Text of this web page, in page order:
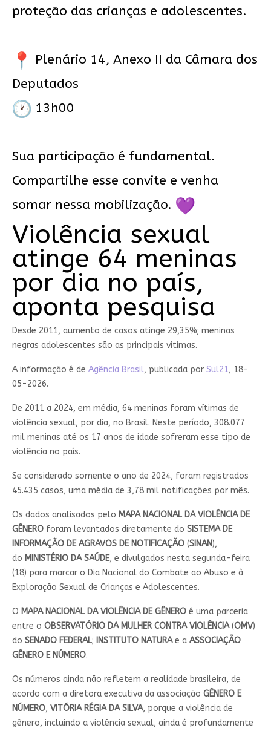
proteção das crianças e adolescentes.
Plenário 14, Anexo II da Câmara dos
Deputados
13h00
Sua participação é fundamental.
Compartilhe esse convite e venha
somar nessa mobilização.
Violência sexual
atinge 64 meninas
por dia no país,
aponta pesquisa
Desde 2011, aumento de casos atinge 29,35%; meninas
negras adolescentes são as principais vítimas.
A informação é de Agência Brasil, publicada por Sul21, 18-
05-2026.
De 2011 a 2024, em média, 64 meninas foram vítimas de
violência sexual, por dia, no Brasil. Neste período, 308.077
mil meninas até os 17 anos de idade sofreram esse tipo de
violência no país.
Se considerado somente o ano de 2024, foram registrados
45.435 casos, uma média de 3,78 mil notificações por mês.
Os dados analisados pelo MAPA NACIONAL DA VIOLÊNCIA DE
GÊNEROforam levantados diretamente do SISTEMA DE
INFORMAÇÃO DE AGRAVOS DE NOTIFICAÇÃO(SINAN),
do MINISTÉRIO DA SAÚDE, e divulgados nesta segunda-feira
(18) para marcar o Dia Nacional do Combate ao Abuso e à
Exploração Sexual de Crianças e Adolescentes.
O MAPA NACIONAL DA VIOLÊNCIA DE GÊNEROé uma parceria
entre o OBSERVATÓRIO DA MULHER CONTRA VIOLÊNCIA(OMV)
do SENADO FEDERAL; INSTITUTO NATURAe a ASSOCIAÇÃO
GÊNERO E NÚMERO.
Os números ainda não refletem a realidade brasileira, de
acordo com a diretora executiva da associação GÊNERO E
NÚMERO, VITÓRIA RÉGIA DA SILVA, porque a violência de
gênero, incluindo a violência sexual, ainda é profundamente